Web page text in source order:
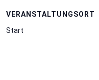
VERANSTALTUNGSORT
Start